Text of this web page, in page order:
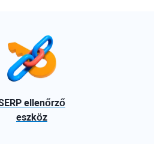
ellenőrző
eszköz